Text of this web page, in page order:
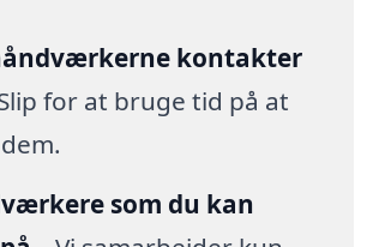
kontakter
for at bruge tid på at
som du kan